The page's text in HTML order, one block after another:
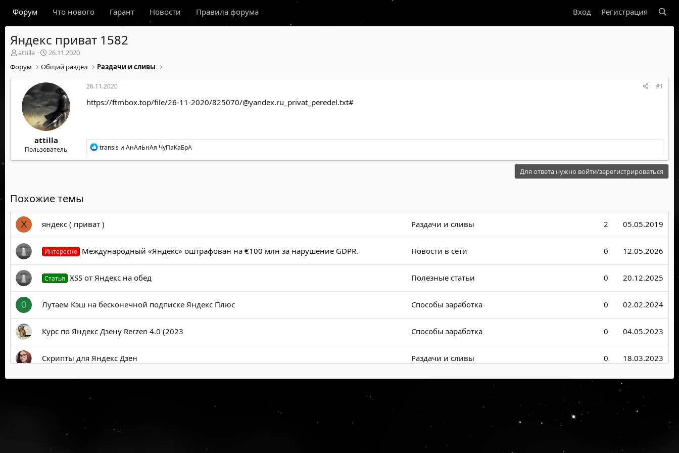
Форум Что нового Гарант Новости Правила форума Вход Регистрация
Яндекс приват 1582
А
т
о
м
attilla
Д
т
а
а
ч
а
л
а
26.11.2020
Форум
Общий раздел Раздачи и сливы
attilla
Пользователь
26.11.2020 #1
https://ftmbox.top/file/26-11-2020/825070/@yandex.ru_privat_peredel.txt#
Р
е
а
transis и АнАлЬнАя ЧуПаКаБрА
Для ответа нужно войти/зарегистрироваться
Похожие темы
X яндекс ( приват ) Раздачи и сливы 2 05.05.2019
Интересно Международный «Яндекс» оштрафован на €100 млн за нарушение GDPR. Новости в сети 0 12.05.2026
Статья XSS от Яндекс на обед Полезные статьи 0 20.12.2025
0 Лутаем Кэш на бесконечной подписке Яндекс Плюс Способы заработка 0 02.02.2024
Курс по Яндекс Дзену Rerzen 4.0 (2023 Способы заработка 0 04.05.2023
Скрипты для Яндекс Дзен Раздачи и сливы 0 18.03.2023
17.10.2021
Абуз «Яндекс Лавка»